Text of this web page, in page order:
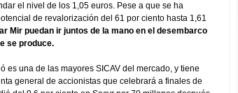
el nivel de los 1,05 euros. Pese a que se ha
de revalorización del 61 por ciento hasta 1,61
Mir puedan ir juntos de la mano en el desembarco
se produce.
es una de las mayores SICAV del mercado, y tiene
general de accionistas que celebrará a finales de